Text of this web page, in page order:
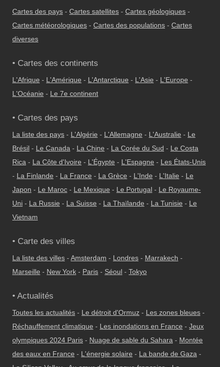
Cartes des pays - Cartes satellites - Cartes géologiques -
Cartes météorologiques - Cartes des populations - Cartes
diverses
• Cartes des continents
L'Afrique - L'Amérique - L'Antarctique - L'Asie - L'Europe -
L'Océanie - Le 7e continent
• Cartes des pays
La liste des pays - L'Algérie - L'Allemagne - L'Australie - Le
Brésil - Le Canada - La Chine - La Corée du Sud - Le Costa
Rica - La Côte d'Ivoire - L'Égypte - L'Espagne - Les États-Unis
- La Finlande - La France - La Grèce - L'Inde - L'Italie - Le
Japon - Le Maroc - Le Mexique - Le Portugal - Le Royaume-
Uni - La Russie - La Suisse - La Thaïlande - La Tunisie - Le
Vietnam
• Carte des villes
La liste des villes - Amsterdam - Londres - Marrakech -
Marseille - New York - Paris - Séoul - Tokyo
• Actualités
Toutes les actualités - Le détroit d'Ormuz - Les zones bleues -
Réchauffement climatique - Les inondations en France - Jeux
olympiques 2024 Paris - Nuage de sable du Sahara - Montée
des eaux en France - L'énergie solaire - La bande de Gaza -